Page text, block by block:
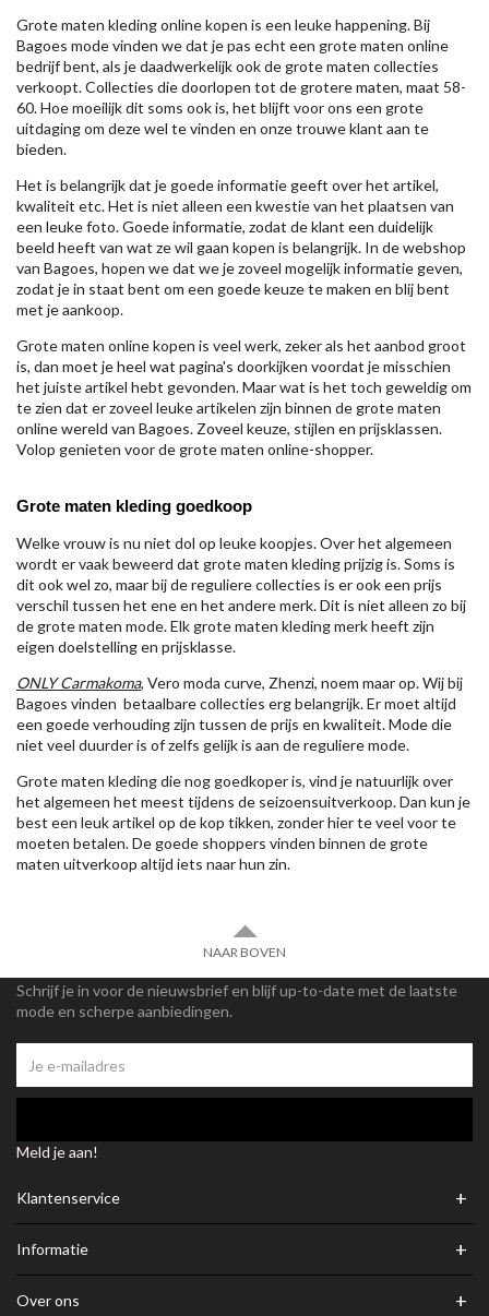
Grote maten kleding online kopen is een leuke happening. Bij
Bagoes mode vinden we dat je pas echt een grote maten online
bedrijf bent, als je daadwerkelijk ook de grote maten collecties
verkoopt. Collecties die doorlopen tot de grotere maten, maat 58-
60. Hoe moeilijk dit soms ook is, het blijft voor ons een grote
uitdaging om deze wel te vinden en onze trouwe klant aan te
bieden.
Het is belangrijk dat je goede informatie geeft over het artikel,
kwaliteit etc. Het is niet alleen een kwestie van het plaatsen van
een leuke foto. Goede informatie, zodat de klant een duidelijk
beeld heeft van wat ze wil gaan kopen is belangrijk. In de webshop
van Bagoes, hopen we dat we je zoveel mogelijk informatie geven,
zodat je in staat bent om een goede keuze te maken en blij bent
met je aankoop.
Grote maten online kopen is veel werk, zeker als het aanbod groot
is, dan moet je heel wat pagina's doorkijken voordat je misschien
het juiste artikel hebt gevonden. Maar wat is het toch geweldig om
te zien dat er zoveel leuke artikelen zijn binnen de grote maten
online wereld van Bagoes. Zoveel keuze, stijlen en prijsklassen.
Volop genieten voor de grote maten online-shopper.
Grote maten kleding goedkoop
Welke vrouw is nu niet dol op leuke koopjes. Over het algemeen
wordt er vaak beweerd dat grote maten kleding prijzig is. Soms is
dit ook wel zo, maar bij de reguliere collecties is er ook een prijs
verschil tussen het ene en het andere merk. Dit is niet alleen zo bij
de grote maten mode. Elk grote maten kleding merk heeft zijn
eigen doelstelling en prijsklasse.
ONLY Carmakoma, Vero moda curve, Zhenzi, noem maar op. Wij bij
Bagoes vinden betaalbare collecties erg belangrijk. Er moet altijd
een goede verhouding zijn tussen de prijs en kwaliteit. Mode die
niet veel duurder is of zelfs gelijk is aan de reguliere mode.
Grote maten kleding die nog goedkoper is, vind je natuurlijk over
het algemeen het meest tijdens de seizoensuitverkoop. Dan kun je
best een leuk artikel op de kop tikken, zonder hier te veel voor te
moeten betalen. De goede shoppers vinden binnen de grote
maten uitverkoop altijd iets naar hun zin.
NAAR BOVEN
Schrijf je in voor de nieuwsbrief en blijf up-to-date met de laatste
mode en scherpe aanbiedingen.
Meld je aan!
Klantenservice +
Informatie +
Over ons +